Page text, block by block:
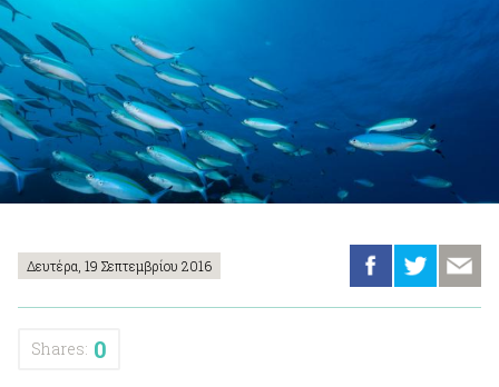
Δευτέρα, 19 Σεπτεμβρίου 2016
Shares: 0